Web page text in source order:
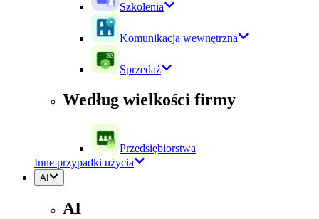
Szkolenia
Komunikacja wewnętrzna
Sprzedaż
Według wielkości firmy
Przedsiębiorstwa
Inne przypadki użycia
AI
AI